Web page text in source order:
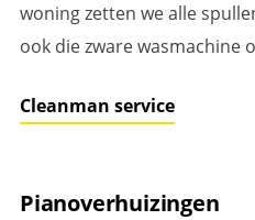
woning zetten we alle
ook die zware wasmachine
Cleanman service
Pianoverhuizingen